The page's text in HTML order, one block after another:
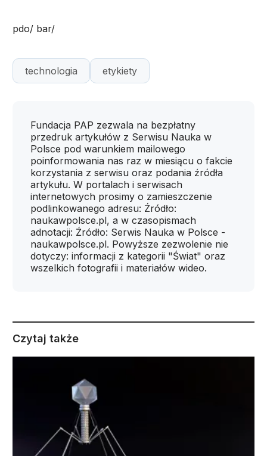
pdo/ bar/
technologia etykiety
Fundacja PAP zezwala na bezpłatny
przedruk artykułów z Serwisu Nauka w
Polsce pod warunkiem mailowego
poinformowania nas raz w miesiącu o fakcie
korzystania z serwisu oraz podania źródła
artykułu. W portalach i serwisach
internetowych prosimy o zamieszczenie
podlinkowanego adresu: Źródło:
naukawpolsce.pl, a w czasopismach
adnotacji: Źródło: Serwis Nauka w Polsce -
naukawpolsce.pl. Powyższe zezwolenie nie
dotyczy: informacji z kategorii "Świat" oraz
wszelkich fotografii i materiałów wideo.
Czytaj także